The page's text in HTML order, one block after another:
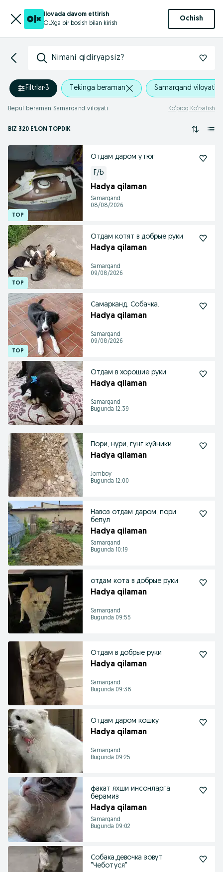
Ilovada davom ettirish
OLXga bir bosish bilan kirish
Ochish
Nimani qidiryapsiz?
Filtrlar·3 Tekinga beraman Samarqand viloyati
Bepul beraman Samarqand viloyati Ko‘proq Ko‘rsatish
BIZ 320 E'LON TOPDIK
Отдам даром утюг
F/b
Hadya qilaman
Samarqand
08/08/2026
Отдам котят в добрые руки
Hadya qilaman
Samarqand
09/08/2026
Самарканд. Собачка.
Hadya qilaman
Samarqand
09/08/2026
Отдам в хорошие руки
Hadya qilaman
Samarqand
Bugunda 12:39
Пори, нури, гунг куйники
Hadya qilaman
Jomboy
Bugunda 12:00
Навоз отдам даром, пори
бепул
Hadya qilaman
Samarqand
Bugunda 10:19
отдам кота в добрые руки
Hadya qilaman
Samarqand
Bugunda 09:55
Отдам в добрые руки
Hadya qilaman
Samarqand
Bugunda 09:38
Отдам даром кошку
Hadya qilaman
Samarqand
Bugunda 09:25
факат яхши инсонларга
берамиз
Hadya qilaman
Samarqand
Bugunda 09:02
Собака,девочка зовут
"Чеботуся"